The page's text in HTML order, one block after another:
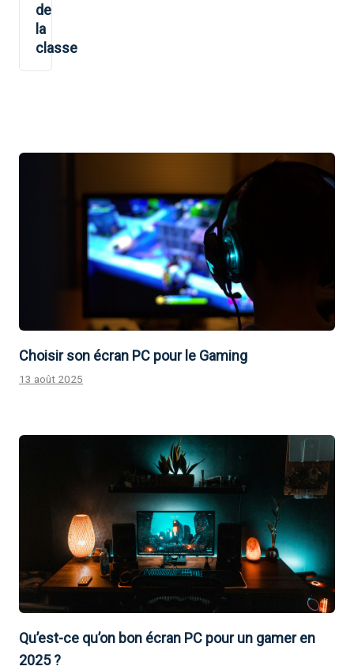
de
la
classe
Choisir son écran PC pour le Gaming
13 août 2025
Qu’est-ce qu’on bon écran PC pour un gamer en
2025 ?